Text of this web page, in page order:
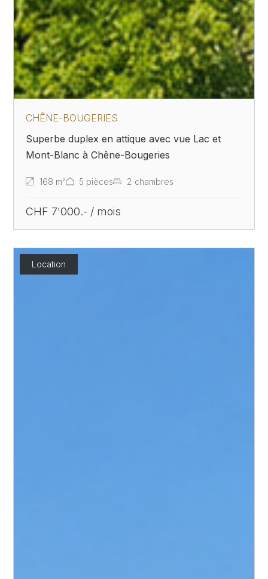
CHÊNE-BOUGERIES
Superbe duplex en attique avec vue Lac et
Mont-Blanc à Chêne-Bougeries
168 m² 5 pièces 2 chambres
CHF 7'000.- / mois
Location